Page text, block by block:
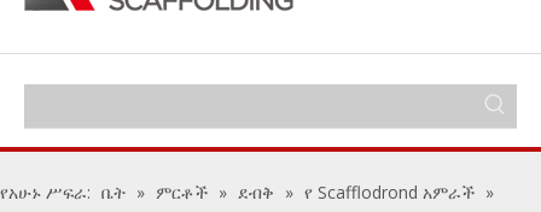
የአሁኑ ሥፍራ: ቤት » ምርቶች » ደብቅ » የ Scafflodrond አምራች »